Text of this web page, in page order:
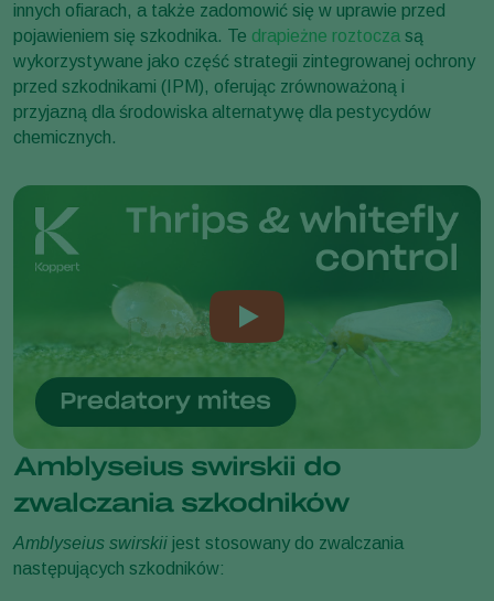
innych ofiarach, a także zadomowić się w uprawie przed
pojawieniem się szkodnika. Te drapieżne roztocza są
wykorzystywane jako część strategii zintegrowanej ochrony
przed szkodnikami (IPM), oferując zrównoważoną i
przyjazną dla środowiska alternatywę dla pestycydów
chemicznych.
Amblyseius swirskii do
zwalczania szkodników
Amblyseius swirskii jest stosowany do zwalczania
następujących szkodników: